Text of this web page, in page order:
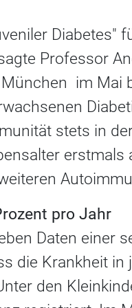
Diabetes"
Professor
im Mai
stets in
pro Jahr
Daten einer
die Krankheit
den